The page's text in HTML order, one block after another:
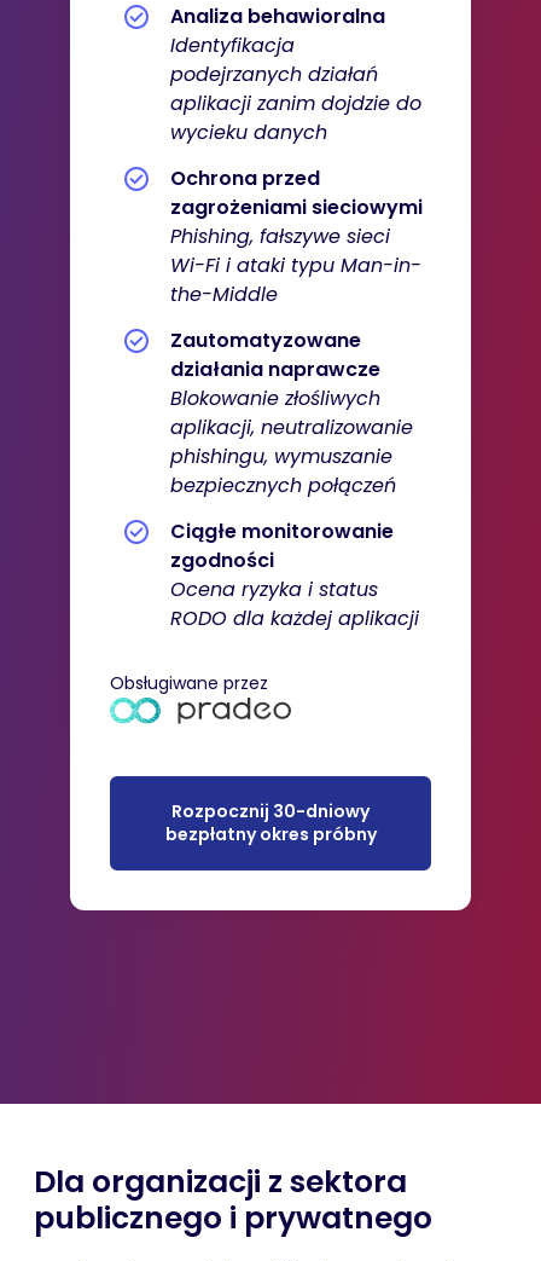
Analiza behawioralna
Identyfikacja
podejrzanych działań
aplikacji zanim dojdzie do
wycieku danych
Ochrona przed
zagrożeniami sieciowymi
Phishing, fałszywe sieci
Wi-Fi i ataki typu Man-in-
the-Middle
Zautomatyzowane
działania naprawcze
Blokowanie złośliwych
aplikacji, neutralizowanie
phishingu, wymuszanie
bezpiecznych połączeń
Ciągłe monitorowanie
zgodności
Ocena ryzyka i status
RODO dla każdej aplikacji
Obsługiwane przez
Rozpocznij 30-dniowy
bezpłatny okres próbny
Dla organizacji z sektora
publicznego i prywatnego